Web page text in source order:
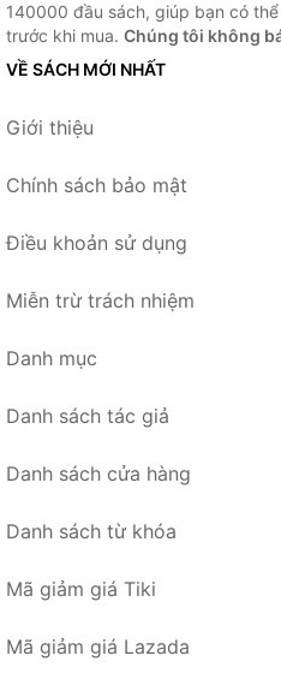
140000 đầu sách, giúp bạn có
trước khi mua. Chúng tôi không
VỀ SÁCH MỚI NHẤT
Giới thiệu
Chính sách bảo mật
Điều khoản sử dụng
Miễn trừ trách nhiệm
Danh mục
Danh sách tác giả
Danh sách cửa hàng
Danh sách từ khóa
Mã giảm giá Tiki
Mã giảm giá Lazada